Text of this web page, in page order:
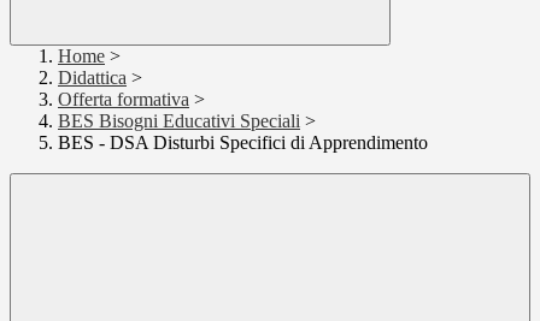
Home >
Didattica >
Offerta formativa >
BES Bisogni Educativi Speciali >
BES - DSA Disturbi Specifici di Apprendimento